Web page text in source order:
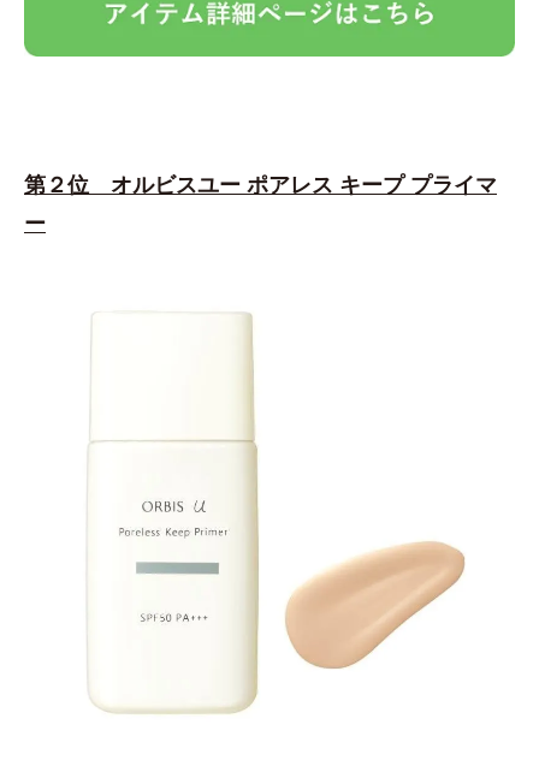
第２位 オルビスユー ポアレス キープ プライマ
ー